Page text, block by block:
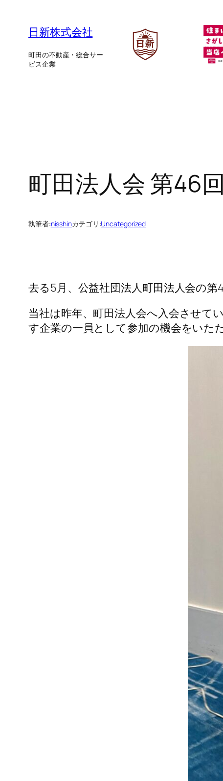
日新株式会社
町田の不動産・総合サー
ビス企業
町田法人会 第46
執筆者:nisshinカテゴリ:Uncategorized
去る5月、公益社団法人町田法人会の
当社は昨年、町田法人会へ入会させて
す企業の一員として参加の機会をいた